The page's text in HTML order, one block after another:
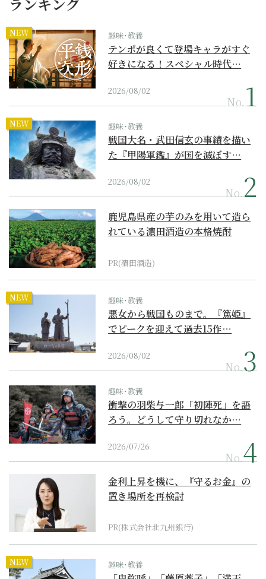
NEW 趣味･教養
テンポが良くて登場キャラがすぐ
好きになる！スペシャル時代…
2026/08/02
No.
NEW 趣味･教養
戦国大名・武田信玄の事績を描い
た『甲陽軍鑑』が国を滅ぼす…
2026/08/02
No.
鹿児島県産の芋のみを用いて造ら
れている濵田酒造の本格焼酎
PR(濵田酒造)
NEW 趣味･教養
悪女から戦国ものまで。『篤姫』
でピークを迎えて過去15作…
2026/08/02
No.
趣味･教養
衝撃の羽柴与一郎「初陣死」を語
ろう。どうして守り切れなか…
2026/07/26
No.
金利上昇を機に、『守るお金』の
置き場所を再検討
PR(株式会社北九州銀行)
NEW 趣味･教養